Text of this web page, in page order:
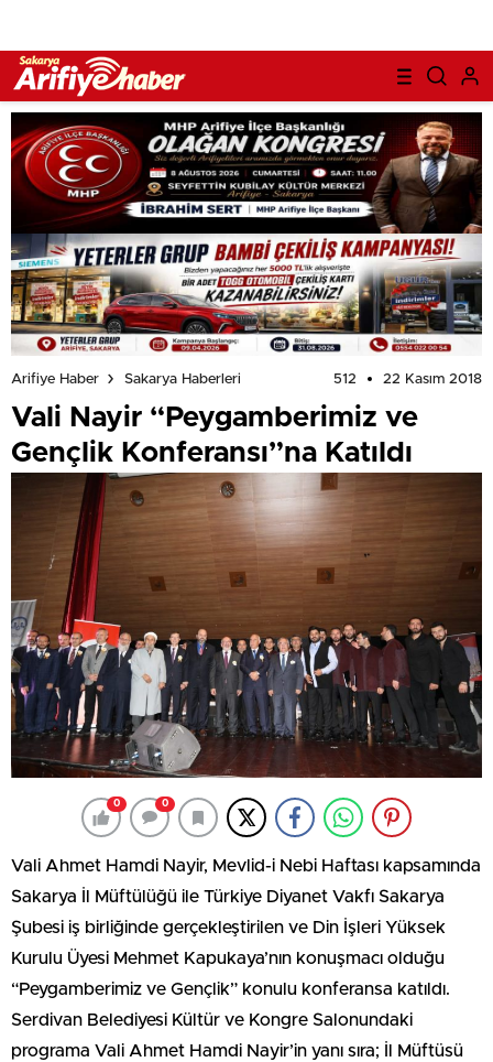
Arifiye Haber Sakarya Haberleri 512 22 Kasım 2018
Vali Nayir “Peygamberimiz ve
Gençlik Konferansı”na Katıldı
0 0
Vali Ahmet Hamdi Nayir, Mevlid-i Nebi Haftası kapsamında
Sakarya İl Müftülüğü ile Türkiye Diyanet Vakfı Sakarya
Şubesi iş birliğinde gerçekleştirilen ve Din İşleri Yüksek
Kurulu Üyesi Mehmet Kapukaya’nın konuşmacı olduğu
“Peygamberimiz ve Gençlik” konulu konferansa katıldı.
Serdivan Belediyesi Kültür ve Kongre Salonundaki
programa Vali Ahmet Hamdi Nayir’in yanı sıra; İl Müftüsü